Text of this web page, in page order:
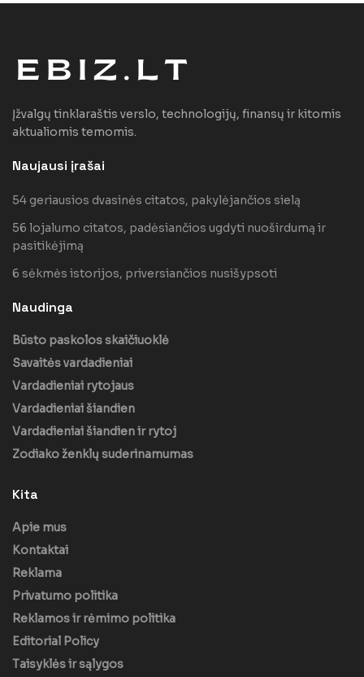
Įžvalgų tinklaraštis verslo, technologijų, finansų ir kitomis
aktualiomis temomis.
Naujausi įrašai
54 geriausios dvasinės citatos, pakylėjančios sielą
56 lojalumo citatos, padėsiančios ugdyti nuoširdumą ir
pasitikėjimą
6 sėkmės istorijos, priversiančios nusišypsoti
Naudinga
Būsto paskolos skaičiuoklė
Savaitės vardadieniai
Vardadieniai rytojaus
Vardadieniai šiandien
Vardadieniai šiandien ir rytoj
Zodiako ženklų suderinamumas
Kita
Apie mus
Kontaktai
Reklama
Privatumo politika
Reklamos ir rėmimo politika
Editorial Policy
Taisyklės ir sąlygos